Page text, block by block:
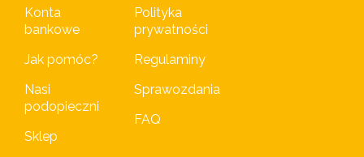
Konta
bankowe
Jak pomóc?
Nasi
podopieczni
Sklep
Polityka
prywatności
Regulaminy
Sprawozdania
FAQ